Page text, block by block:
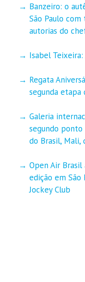
Banzeiro: o
São Paulo
autorias do
Isabel
Regata
segunda
Galeria
segundo
do Brasil, Mali,
Open Air
edição em São
Jockey Club